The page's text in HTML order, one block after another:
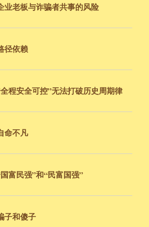
业老板与诈骗者共事的风险
径依赖
程安全可控”无法打破历史周期律
命不凡
富民强”和“民富国强”
子和傻子